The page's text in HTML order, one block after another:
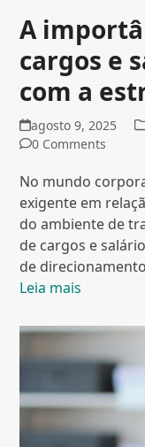
A
cargos e
com a
agosto 9, 2025
0 Comments
No mundo
exigente em
do ambiente de
de cargos e
de
Leia mais